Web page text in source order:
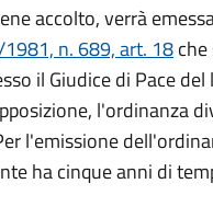
accolto, verrà
n. 689, art. 18
il Giudice di Pace
l'ordinanza
l'emissione
ha cinque anni di